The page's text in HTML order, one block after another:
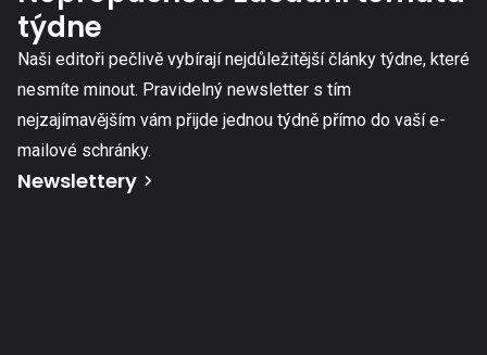
týdne
Naši editoři pečlivě vybírají nejdůležitější články týdne, které
nesmíte minout. Pravidelný newsletter s tím
nejzajímavějším vám přijde jednou týdně přímo do vaší e-
mailové schránky.
Newslettery